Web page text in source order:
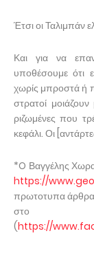
Έτσι οι Ταλιμπάν
Και για να
υποθέσουμε ότι
χωρίς μπροστά ή
στρατοί μοιάζουν
ριζωμένες που
κεφάλι. Οι
*O Βαγγέλης
https://
πρωτοτυπα άρθρα
(https://